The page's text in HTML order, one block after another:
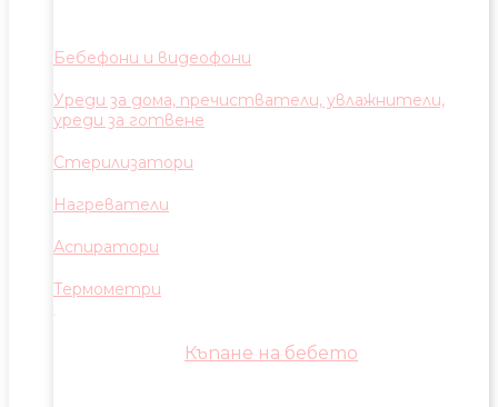
Бебефони и видеофони
Уреди за дома, пречистватели, увлажнители,
уреди за готвене
Стерилизатори
Нагреватели
Аспиратори
Термометри
Къпане на бебето